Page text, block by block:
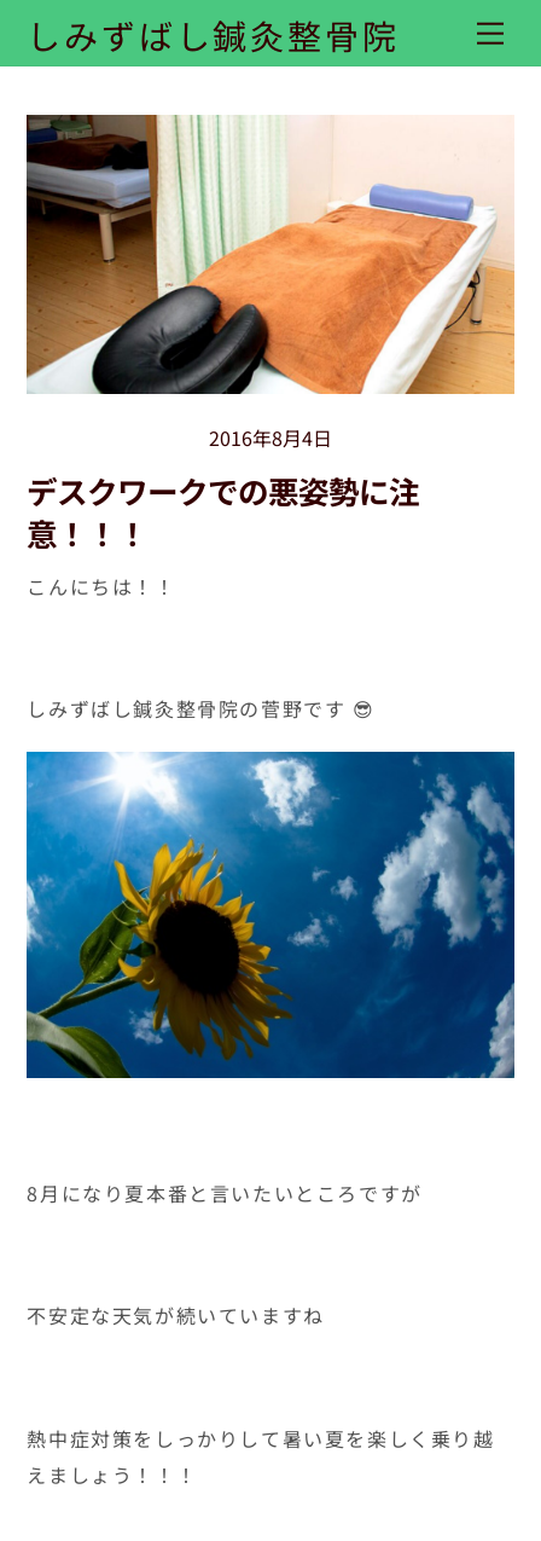
Skipしみずばし鍼灸整骨院
2016年8月4日
デスクワークでの悪姿勢に注
意！！！
こんにちは！！
しみずばし鍼灸整骨院の菅野です 😎
8月になり夏本番と言いたいところですが
不安定な天気が続いていますね
熱中症対策をしっかりして暑い夏を楽しく乗り越
えましょう！！！